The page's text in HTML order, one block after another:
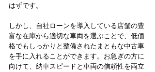
はずです。
しかし、自社ローンを導入している店舗の豊
富な在庫から適切な車両を選ぶことで、低価
格でもしっかりと整備されたまともな中古車
を手に入れることができます。お急ぎの方に
向けて、納車スピードと車両の信頼性を両立